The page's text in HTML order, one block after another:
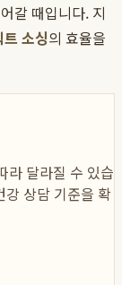
갈 때입니다. 지
소싱의 효율을
라 달라질 수 있습
상담 기준을 확